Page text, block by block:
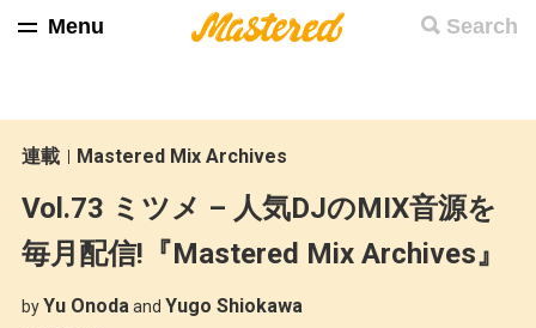
Search
Menu
連載 Mastered Mix Archives
Vol.73 ミツメ – 人気DJのMIX音源を
毎月配信!『Mastered Mix Archives』
byYu Onodaand Yugo Shiokawa